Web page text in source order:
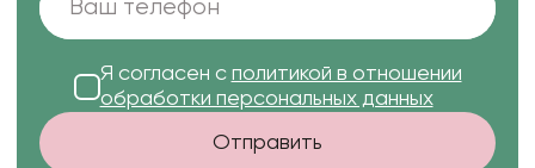
Я согласен с политикой в отношении
обработки персональных данных
Отправить